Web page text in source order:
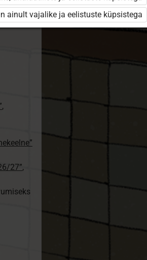
,
27”,
ainult vajalike ja eelistuste küpsistega